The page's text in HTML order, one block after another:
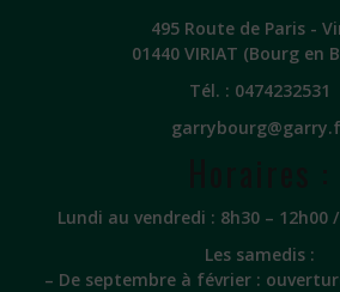
495 Route de Paris -
01440 VIRIAT (Bourg en
Tél. : 0474232531
Lundi au vendredi : 8h30 – 12h00
Les samedis :
– De septembre à février :